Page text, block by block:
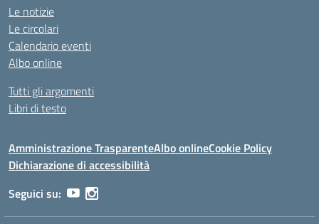
Le notizie
Le circolari
Calendario eventi
Albo online
Tutti gli argomenti
Libri di testo
Amministrazione TrasparenteAlbo onlineCookie Policy
Dichiarazione di accessibilità
Seguici su: